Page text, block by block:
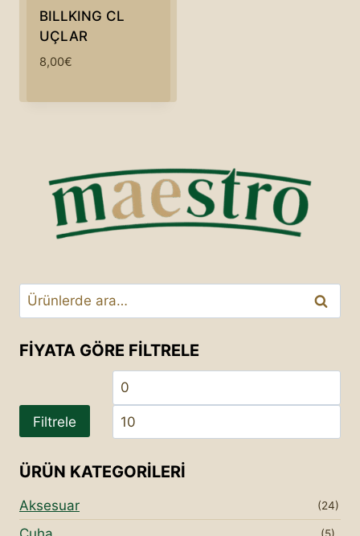
BILLKING CL
UÇLAR
8,00€
Ara: Ara
FIYATA GÖRE FILTRELE
En
düşük
fiyat
Filtrele
ÜRÜN KATEGORILERI
Aksesuar (24)